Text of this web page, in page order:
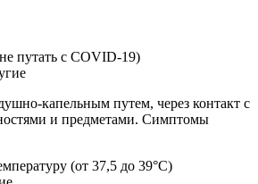
путать с COVID-19)
капельным путем, через контакт с
и предметами. Симптомы
(от 37,5 до 39°C)